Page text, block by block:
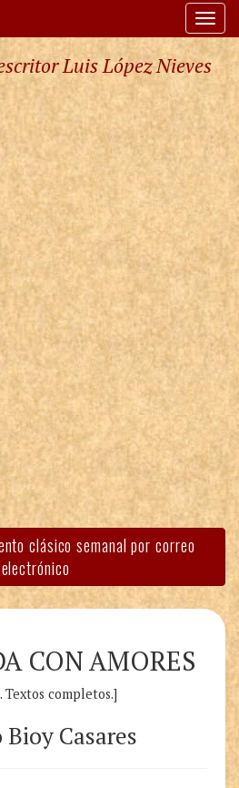
Luis López Nieves
clásico semanal por correo
electrónico
CON AMORES
Textos completos.]
Casares